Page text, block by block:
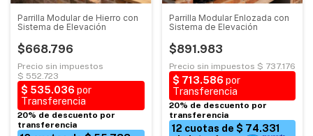
Parrilla Modular de Hierro con
Sistema de Elevación
$668.796
Parrilla Modular Enlozada con
Sistema de Elevación
$891.983